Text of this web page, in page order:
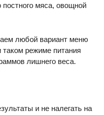
постного мяса, овощной
любой вариант меню
режиме питания
лишнего веса.
и не налегать на